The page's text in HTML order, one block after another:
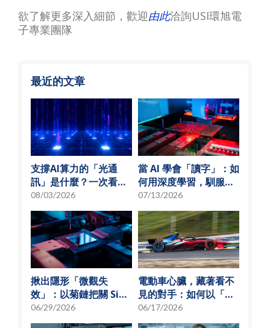
欲了解更多深入細節，歡迎由此洽詢USI環旭電
子專業團隊
最近的文章
支撐AI算力的「光通
訊」是什麼？一次看懂
矽光子與光通訊模組發
展趨勢
08/03/2026
當 AI 學會「讀字」：如
何用深度學習，馴服
SMT 產線的誤報風暴
07/13/2026
揪出隱形「微觀失
效」：以菊鏈把關 SiP
可靠度測試
06/29/2026
電動車心臟，藏著看不
見的對手：如何以「物
理模型化」破解損耗難
題？
06/17/2026